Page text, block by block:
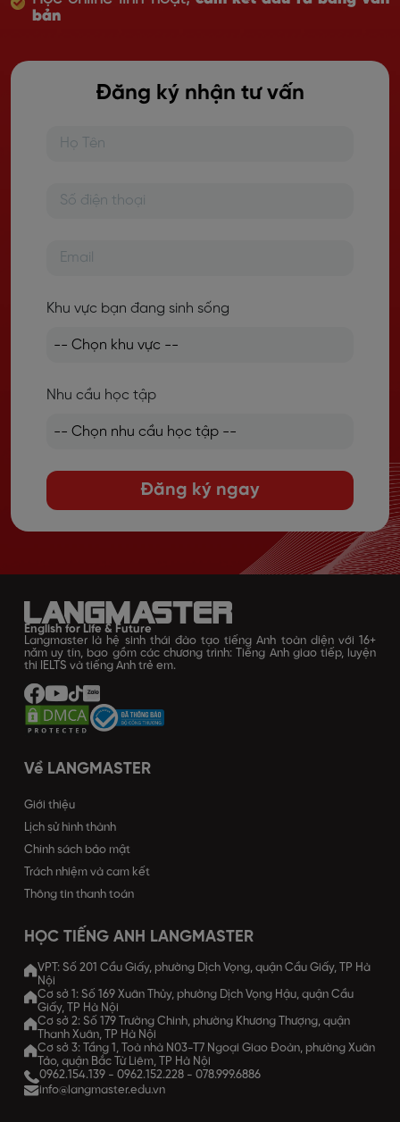
bản
Đăng ký nhận tư vấn
Khu vực bạn đang sinh sống
Nhu cầu học tập
Đăng ký ngay
English for Life & Future
Langmaster là hệ sinh thái đào tạo tiếng Anh toàn diện với 16+
năm uy tín, bao gồm các chương trình: Tiếng Anh giao tiếp, luyện
thi IELTS và tiếng Anh trẻ em.
Về LANGMASTER
Giới thiệu
Lịch sử hình thành
Chính sách bảo mật
Trách nhiệm và cam kết
Thông tin thanh toán
HỌC TIẾNG ANH LANGMASTER
VPT: Số 201 Cầu Giấy, phường Dịch Vọng, quận Cầu Giấy, TP Hà
Nội
Cơ sở 1: Số 169 Xuân Thủy, phường Dịch Vọng Hậu, quận Cầu
Giấy, TP Hà Nội
Cơ sở 2: Số 179 Trường Chinh, phường Khương Thượng, quận
Thanh Xuân, TP Hà Nội
Cơ sở 3: Tầng 1, Toà nhà N03-T7 Ngoại Giao Đoàn, phường Xuân
Tảo, quận Bắc Từ Liêm, TP Hà Nội
0962.154.139 - 0962.152.228 - 078.999.6886
info@langmaster.edu.vn